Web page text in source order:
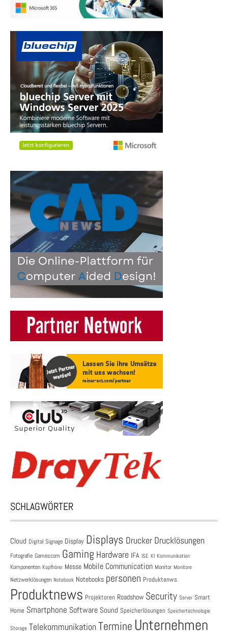
SCHLAGWÖRTER
Cloud Digital Signage Display Displays Drucker Drucklösungen
Fotografie Gamescom Gaming Hardware IFA ISE KI Kommunikation
Komponenten Kopfhörer Messe Mobile Communication Monitor Monitore
Netzwerklösungen Notebook Notebooks personen Produktenws
Produktnews Projektoren Roadshow Security Server Smart
Home Smartphone Software Sound Speicherlösungen Speichertechnologie
Storage Telekommunikation Termine Unternehmen